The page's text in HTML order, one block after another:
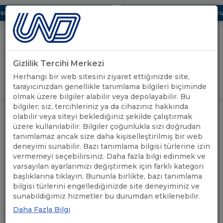
Dijital UBAK Bölümü Hakkında UND, Yunanistan Vize
Uluslararası Nakliyeciler Derneği
GİRİŞ YAP
ANASAYFA /
UND'DEN
HABERLER
/
UYUŞMAZLIKLARIN ÇÖZÜM
MERKEZİ TOBBUYUM
UYUŞMAZLIKLARIN ÇÖZÜM
MERKEZİ TOBBUYUM
11.11.2024 A+ A-
Uluslararası Nakliyeciler Derneği (UND) ve TOBB
Gizlilik Tercihi Merkezi
Herhangi bir web sitesini ziyaret ettiğinizde site,
tarayıcınızdan genellikle tanımlama bilgileri biçiminde
olmak üzere bilgiler alabilir veya depolayabilir. Bu
bilgiler; siz, tercihleriniz ya da cihazınız hakkında
olabilir veya siteyi beklediğiniz şekilde çalıştırmak
üzere kullanılabilir. Bilgiler çoğunlukla sizi doğrudan
tanımlamaz ancak size daha kişiselleştirilmiş bir web
deneyimi sunabilir. Bazı tanımlama bilgisi türlerine izin
vermemeyi seçebilirsiniz. Daha fazla bilgi edinmek ve
varsayılan ayarlarımızı değiştirmek için farklı kategori
başlıklarına tıklayın. Bununla birlikte, bazı tanımlama
bilgisi türlerini engellediğinizde site deneyiminiz ve
sunabildiğimiz hizmetler bu durumdan etkilenebilir.
Daha Fazla Bilgi